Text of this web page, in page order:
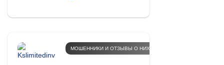
МОШЕННИКИ И ОТЗЫВЫ О НИХ